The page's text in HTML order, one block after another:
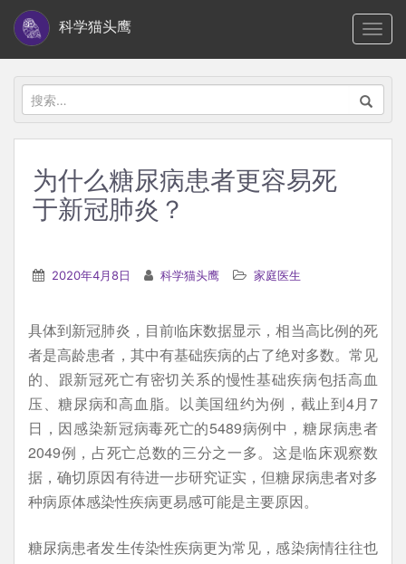
i
科学猫头鹰
搜
索：
为什么糖尿病患者更容易死
于新冠肺炎？
2020年4月8日 科学猫头鹰 家庭医生
具体到新冠肺炎，目前临床数据显示，相当高比例的死
者是高龄患者，其中有基础疾病的占了绝对多数。常见
的、跟新冠死亡有密切关系的慢性基础疾病包括高血
压、糖尿病和高血脂。以美国纽约为例，截止到4月7
日，因感染新冠病毒死亡的5489病例中，糖尿病患者
2049例，占死亡总数的三分之一多。这是临床观察数
据，确切原因有待进一步研究证实，但糖尿病患者对多
种病原体感染性疾病更易感可能是主要原因。
糖尿病患者发生传染性疾病更为常见，感染病情往往也